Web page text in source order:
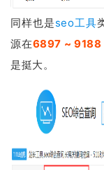
同样也是seo工具
源在6897 ~ 9188
是挺大。